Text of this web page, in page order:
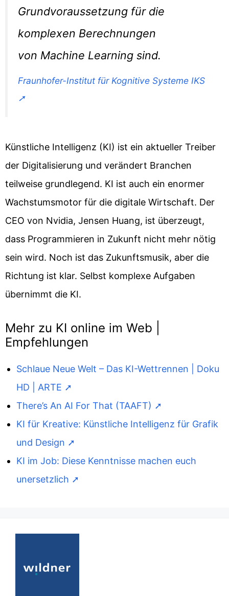
Grundvoraussetzung für die
komplexen Berechnungen
von Machine Learning sind.
Fraunhofer-Institut für Kognitive Systeme IKS
Künstliche Intelligenz (KI) ist ein aktueller Treiber
der Digitalisierung und verändert Branchen
teilweise grundlegend. KI ist auch ein enormer
Wachstumsmotor für die digitale Wirtschaft. Der
CEO von Nvidia, Jensen Huang, ist überzeugt,
dass Programmieren in Zukunft nicht mehr nötig
sein wird. Noch ist das Zukunftsmusik, aber die
Richtung ist klar. Selbst komplexe Aufgaben
übernimmt die KI.
Mehr zu KI online im Web |
Empfehlungen
Schlaue Neue Welt – Das KI-Wettrennen | Doku
HD | ARTE
There’s An AI For That (TAAFT)
KI für Kreative: Künstliche Intelligenz für Grafik
und Design
KI im Job: Diese Kenntnisse machen euch
unersetzlich